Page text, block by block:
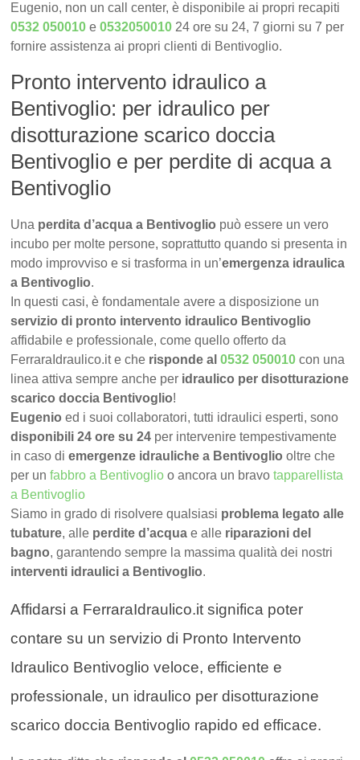
Eugenio, non un call center, è disponibile ai propri recapiti
0532 050010 e0532050010 24 ore su 24, 7 giorni su 7 per
fornire assistenza ai propri clienti di Bentivoglio.
Pronto intervento idraulico a
Bentivoglio: per idraulico per
disotturazione scarico doccia
Bentivoglio e per perdite di acqua a
Bentivoglio
Una perdita d’acqua a Bentivoglio può essere un vero
incubo per molte persone, soprattutto quando si presenta in
modo improvviso e si trasforma in un’emergenza idraulica
a Bentivoglio.
In questi casi, è fondamentale avere a disposizione un
servizio di pronto intervento idraulico Bentivoglio
affidabile e professionale, come quello offerto da
FerraraIdraulico.it e che risponde al0532 050010 con una
linea attiva sempre anche per idraulico per disotturazione
scarico doccia Bentivoglio!
Eugenio ed i suoi collaboratori, tutti idraulici esperti, sono
disponibili 24 ore su 24 per intervenire tempestivamente
in caso diemergenze idrauliche a Bentivogliooltre che
per unfabbro a Bentivoglio o ancora un bravotapparellista
a Bentivoglio
Siamo in grado di risolvere qualsiasi problema legato alle
tubature, alle perdite d’acqua e alle riparazioni del
bagno, garantendo sempre la massima qualità dei nostri
interventi idraulici a Bentivoglio.
Affidarsi a FerraraIdraulico.it significa poter
contare su un servizio di Pronto Intervento
Idraulico Bentivoglio veloce, efficiente e
professionale, un idraulico per disotturazione
scarico doccia Bentivoglio rapido ed efficace.